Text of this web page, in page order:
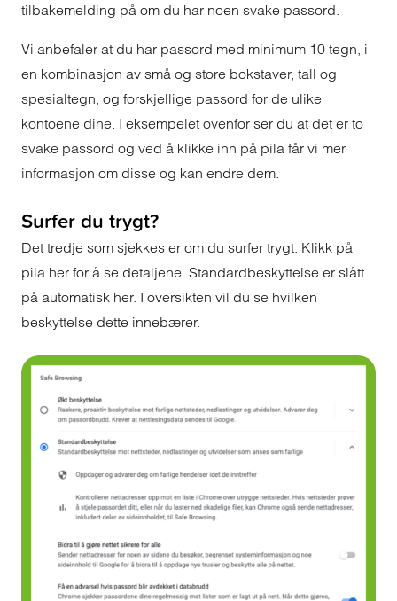
tilbakemelding på om du har noen svake passord.
Vi anbefaler at du har passord med minimum 10 tegn, i
en kombinasjon av små og store bokstaver, tall og
spesialtegn, og forskjellige passord for de ulike
kontoene dine. I eksempelet ovenfor ser du at det er to
svake passord og ved å klikke inn på pila får vi mer
informasjon om disse og kan endre dem.
Surfer du trygt?
Det tredje som sjekkes er om du surfer trygt. Klikk på
pila her for å se detaljene. Standardbeskyttelse er slått
på automatisk her. I oversikten vil du se hvilken
beskyttelse dette innebærer.